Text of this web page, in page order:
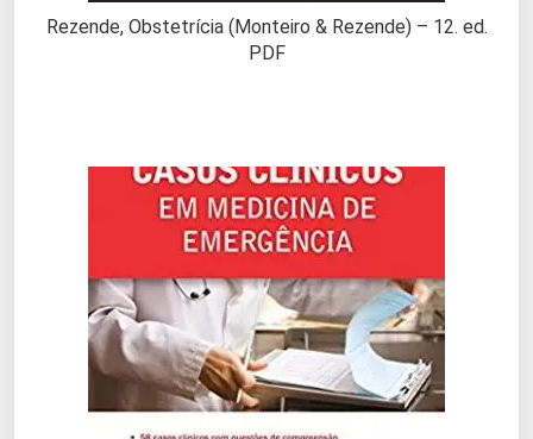
Rezende, Obstetrícia (Monteiro & Rezende) – 12. ed.
PDF